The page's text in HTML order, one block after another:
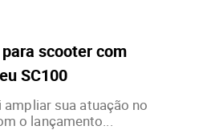
scooter com
SC100
sua atuação no
o lançamento...